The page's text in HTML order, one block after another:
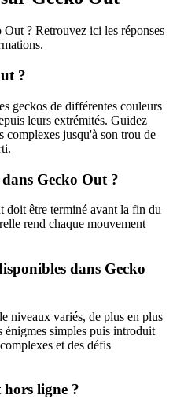
? Retrouvez ici les réponses
?
geckos de différentes couleurs
leurs extrémités. Guidez
complexes jusqu'à son trou de
Gecko Out ?
être terminé avant la fin du
rend chaque mouvement
dans Gecko
niveaux variés, de plus en plus
simples puis introduit
et des défis
ligne ?